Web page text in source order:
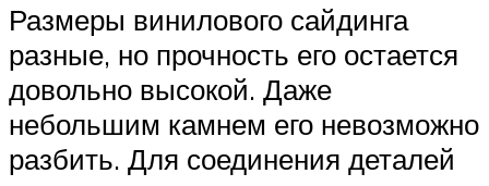
Размеры винилового сайдинга
разные, но прочность его остается
довольно высокой. Даже
небольшим камнем его невозможно
разбить. Для соединения деталей